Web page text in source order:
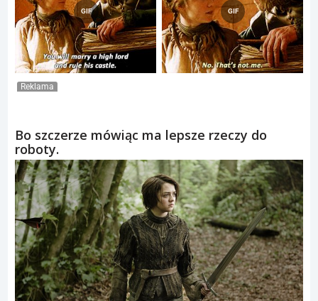
Reklama
Bo szczerze mówiąc ma lepsze rzeczy do
roboty.